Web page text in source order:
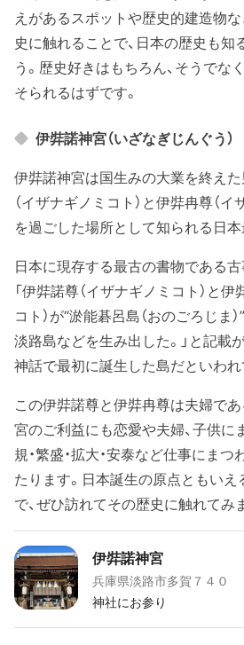
えがあるスポットや歴史的建造物
史に触れることで、日本の歴史も知
う。歴史好きはもちろん、そうでな
そられるはずです。
伊弉諾神宮（いざなぎじんぐう）
伊弉諾神宮は国生みの大業を終えた
（イザナギノミコト）と伊弉冉尊（
を過ごした場所として知られる日本
日本に現存する最古の書物である
「伊弉諾尊（イザナギノミコト）と伊
コト）が“淤能碁呂島（おのごろじま
淡路島などを生み出した。」と記載
神話で最初に誕生した島だといわれ
この伊弉諾尊と伊弉冉尊は夫婦であ
宮のご利益にも恋愛や夫婦、子供に
規・繁盛・拡大・安泰など仕事にま
たります。日本誕生の原点ともい
で、ぜひ訪れてその歴史に触れてみ
伊弉諾神宮
兵庫県淡路市多賀７４０
神社にお参り